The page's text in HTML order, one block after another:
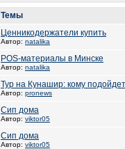
Темы
Ценникодержатели купить
Автор: natalika
POS-материалы в Минске
Автор: natalika
Тур на Кунашир: кому
Автор: pronews
Сип дома
Автор: viktor05
Сип дома
Автор: viktor05